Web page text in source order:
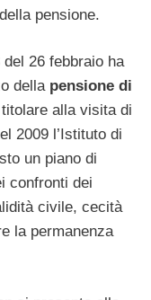
pensione.
26 febbraio ha
della pensione di
alla visita di
2009 l’Istituto di
un piano di
confronti dei
civile, cecità
la permanenza